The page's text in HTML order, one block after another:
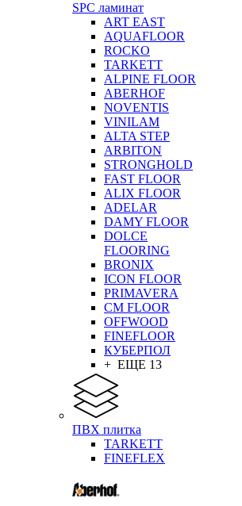
SPC ламинат
ART EAST
AQUAFLOOR
ROCKO
TARKETT
ALPINE FLOOR
ABERHOF
NOVENTIS
VINILAM
ALTA STEP
ARBITON
STRONGHOLD
FAST FLOOR
ALIX FLOOR
ADELAR
DAMY FLOOR
DOLCE
FLOORING
BRONIX
ICON FLOOR
PRIMAVERA
CM FLOOR
OFFWOOD
FINEFLOOR
КУБЕРПОЛ
+ ЕЩЕ 13
ПВХ плитка
TARKETT
FINEFLEX